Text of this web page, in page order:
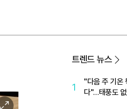
트렌드 뉴스
1
"다음 주 기온
다"…태풍도